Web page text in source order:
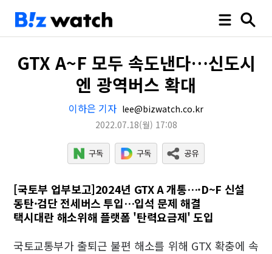
GTX A~F 모두 속도낸다…신도시
엔 광역버스 확대
이하은 기자 lee@bizwatch.co.kr
2022.07.18(월) 17:08
[국토부 업부보고]2024년 GTX A 개통…·D~F 신설
동탄·검단 전세버스 투입…입석 문제 해결
택시대란 해소위해 플랫폼 '탄력요금제' 도입
국토교통부가 출퇴근 불편 해소를 위해 GTX 확충에 속